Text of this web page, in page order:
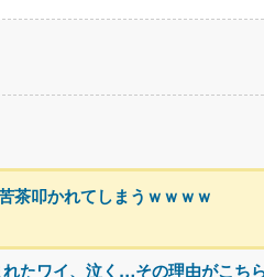
茶叩かれてしまうｗｗｗｗ
れたワイ、泣く…その理由がこ